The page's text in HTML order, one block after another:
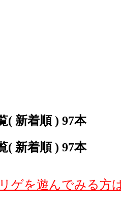
( 新着順 ) 97本
( 新着順 ) 97本
ゲを遊んでみる方